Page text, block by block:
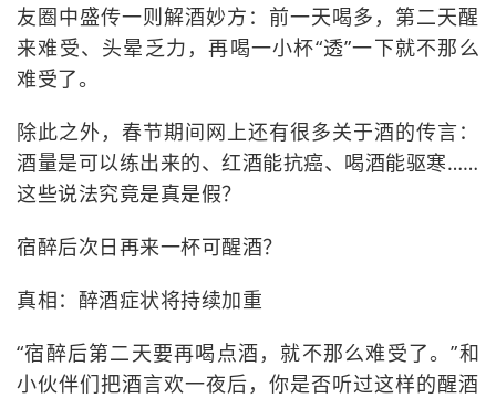
友圈中盛传一则解酒妙方：前一天喝多，第二天醒
来难受、头晕乏力，再喝一小杯“透”一下就不那么
难受了。
除此之外，春节期间网上还有很多关于酒的传言：
酒量是可以练出来的、红酒能抗癌、喝酒能驱寒……
这些说法究竟是真是假？
宿醉后次日再来一杯可醒酒？
真相：醉酒症状将持续加重
“宿醉后第二天要再喝点酒，就不那么难受了。”和
小伙伴们把酒言欢一夜后，你是否听过这样的醒酒